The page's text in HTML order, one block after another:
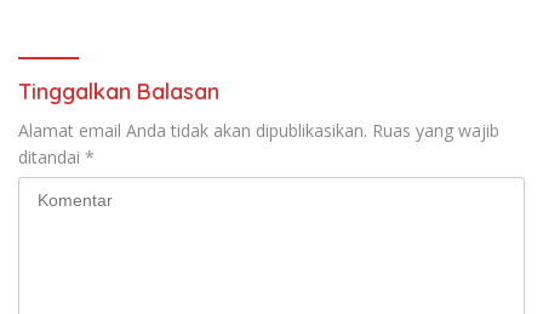
Tinggalkan Balasan
Alamat email Anda tidak akan dipublikasikan. Ruas yang wajib
ditandai *